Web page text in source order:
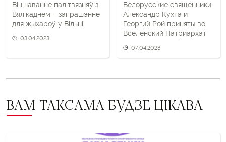
Віншаванне палітвязняў з
Вялікаднем – запрашэнне
для жыхароў у Вільні
03.04.2023
Белорусские священники
Александр Кухта и
Георгий Рой приняты во
Вселенский Патриархат
07.04.2023
ВАМ ТАКСАМА БУДЗЕ ЦІКАВА